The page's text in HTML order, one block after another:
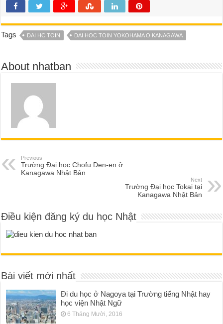
Tags DAI HC TOIN DAI HOC TOIN YOKOHAMA O KANAGAWA
About nhatban
Previous
Trường Đại học Chofu Den-en ở
Kanagawa Nhật Bản
Next
Trường Đại học Tokai tại
Kanagawa Nhật Bản
Điều kiện đăng ký du học Nhật
Bài viết mới nhất
Đi du học ở Nagoya tại Trường tiếng Nhật hay
học viện Nhật Ngữ
6 Tháng Mười, 2016